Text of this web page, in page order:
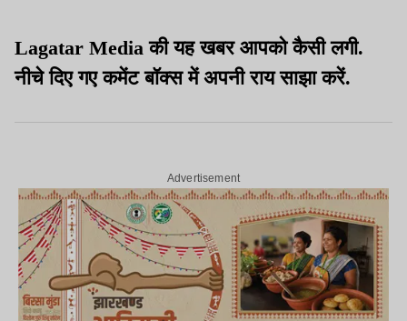
Lagatar Media की यह खबर आपको कैसी लगी.
नीचे दिए गए कमेंट बॉक्स में अपनी राय साझा करें.
Advertisement